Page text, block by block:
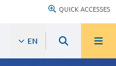
QUICK ACCESSES
EN